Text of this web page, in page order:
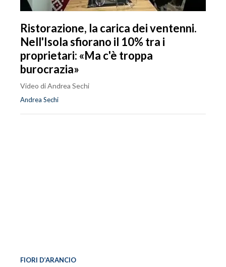
Ristorazione, la carica dei ventenni.
Nell'Isola sfiorano il 10% tra i
proprietari: «Ma c'è troppa
burocrazia»
Video di Andrea Sechi
Andrea Sechi
FIORI D’ARANCIO